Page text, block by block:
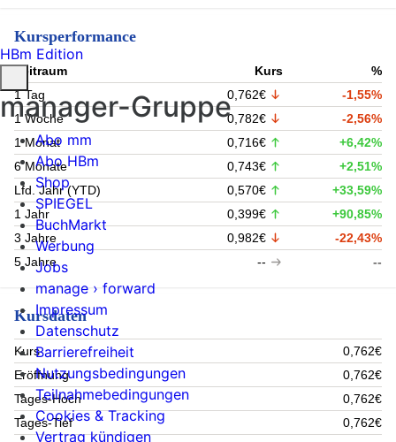
Kursperformance
Zeitraum Kurs
%
1 Tag
0,762€
-1,55%
1 Woche
0,782€
-2,56%
1 Monat
0,716€
+6,42%
6 Monate
0,743€
+2,51%
Lfd. Jahr (YTD)
0,570€
+33,59%
1 Jahr
0,399€
+90,85%
3 Jahre
0,982€
-22,43%
5 Jahre
-- --
Kursdaten
Kurs
0,762€
Eröffnung
0,762€
Tages-Hoch
0,762€
Tages-Tief
0,762€
HBm Edition
manager-Gruppe
Abo mm
Abo HBm
Shop
SPIEGEL
BuchMarkt
Werbung
Jobs
manage › forward
Impressum
Datenschutz
Barrierefreiheit
Nutzungsbedingungen
Teilnahmebedingungen
Cookies & Tracking
Vertrag kündigen